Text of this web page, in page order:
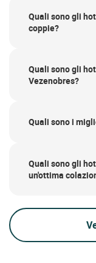
Quali sono gli
coppie?
Quali sono gli
Vezenobres?
Quali sono i
Quali sono gli
un'ottima